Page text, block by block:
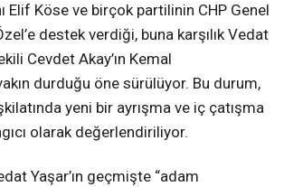
Elif Köse ve birçok partilinin CHP Genel
destek verdiği, buna karşılık Vedat
Cevdet Akay’ın Kemal
durduğu öne sürülüyor. Bu durum,
yeni bir ayrışma ve iç çatışma
olarak değerlendiriliyor.
Yaşar’ın geçmişte “adam